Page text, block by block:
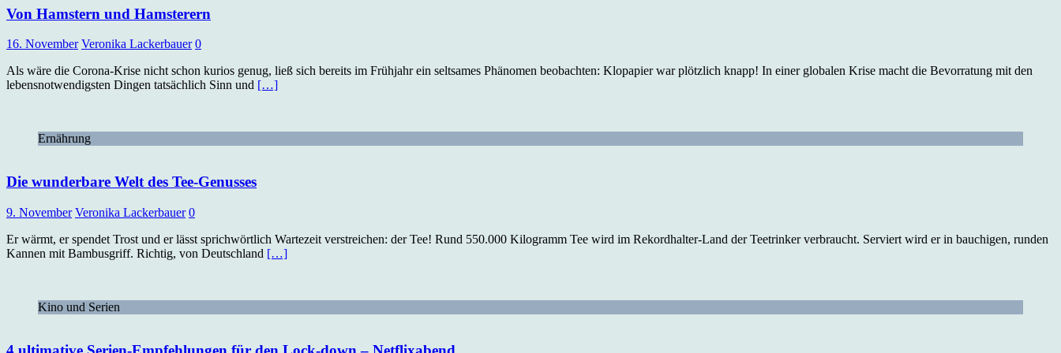
Von Hamstern und Hamsterern
16. November Veronika Lackerbauer 0
Als wäre die Corona-Krise nicht schon kurios genug, ließ sich bereits im Frühjahr ein seltsames Phänomen beobachten: Klopapier war plötzlich knapp! In einer globalen Krise macht die Bevorratung mit den
lebensnotwendigsten Dingen tatsächlich Sinn und […]
Ernährung
Die wunderbare Welt des Tee-Genusses
9. November Veronika Lackerbauer 0
Er wärmt, er spendet Trost und er lässt sprichwörtlich Wartezeit verstreichen: der Tee! Rund 550.000 Kilogramm Tee wird im Rekordhalter-Land der Teetrinker verbraucht. Serviert wird er in bauchigen, runden
Kannen mit Bambusgriff. Richtig, von Deutschland […]
Kino und Serien